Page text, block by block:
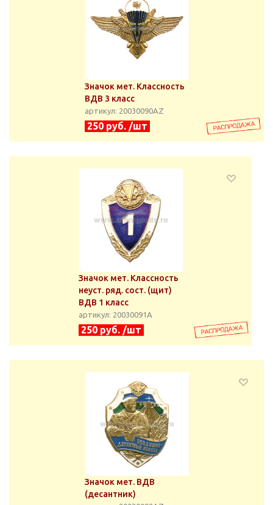
Значок мет. Классность
ВДВ 3 класс
артикул: 20030090АZ
250 руб. /шт
Значок мет. Классность
неуст. ряд. сост. (щит)
ВДВ 1 класс
артикул: 20030091А
250 руб. /шт
Значок мет. ВДВ
(десантник)